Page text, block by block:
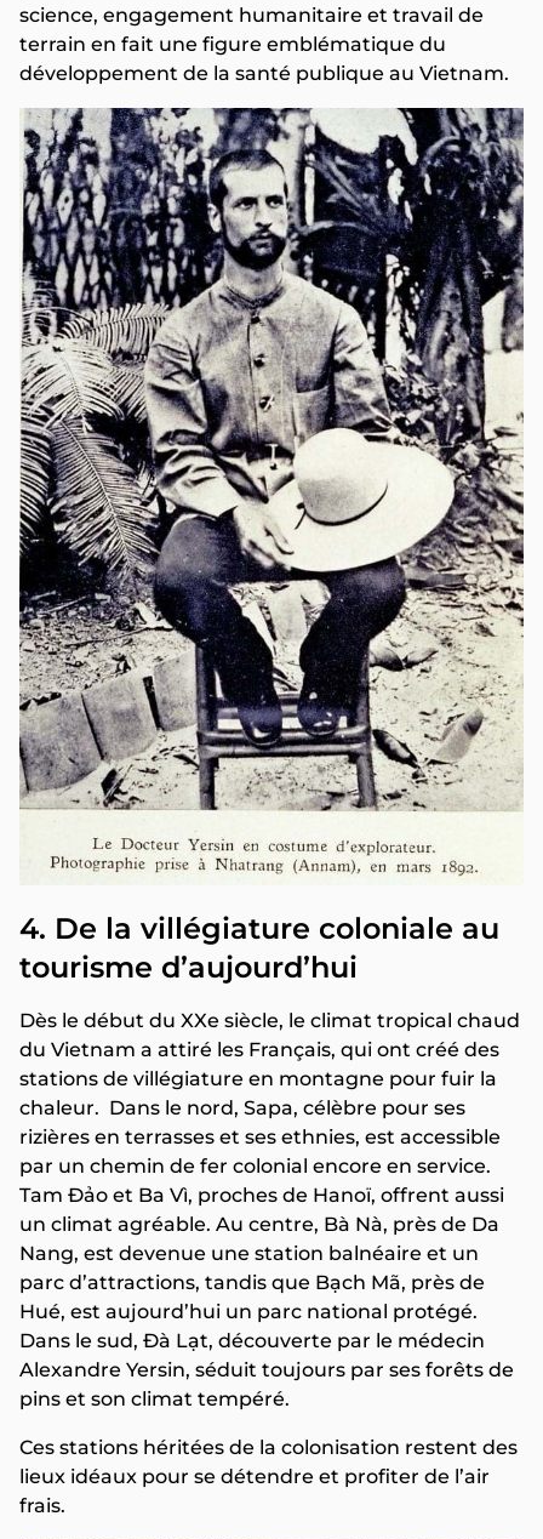
science, engagement humanitaire et travail de
terrain en fait une figure emblématique du
développement de la santé publique au Vietnam.
4. De la villégiature coloniale au
tourisme d’aujourd’hui
Dès le début du XXe siècle, le climat tropical chaud
du Vietnam a attiré les Français, qui ont créé des
stations de villégiature en montagne pour fuir la
chaleur. Dans le nord, Sapa, célèbre pour ses
rizières en terrasses et ses ethnies, est accessible
par un chemin de fer colonial encore en service.
Tam Đảo et Ba Vì, proches de Hanoï, offrent aussi
un climat agréable. Au centre, Bà Nà, près de Da
Nang, est devenue une station balnéaire et un
parc d’attractions, tandis que Bạch Mã, près de
Hué, est aujourd’hui un parc national protégé.
Dans le sud, Đà Lạt, découverte par le médecin
Alexandre Yersin, séduit toujours par ses forêts de
pins et son climat tempéré.
Ces stations héritées de la colonisation restent des
lieux idéaux pour se détendre et profiter de l’air
frais.